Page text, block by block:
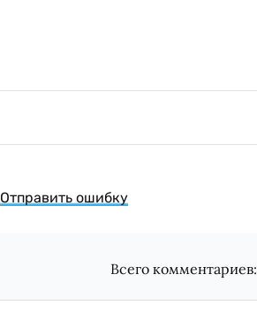
Отправить ошибку
Всего комментариев: